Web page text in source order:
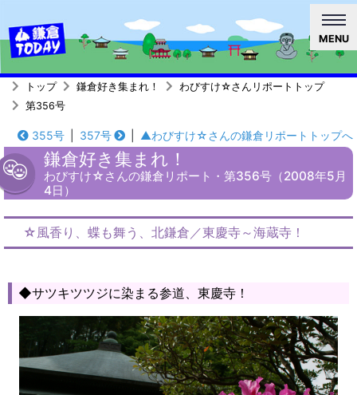
MENU
トップ 鎌倉好き集まれ！
わびすけ☆さんリポートトップ
第356号
355号 357号 ▲わびすけ☆さんの鎌倉リポートトップへ
鎌倉好き集まれ！
わびすけ☆さんの鎌倉リポート・第356号（2008年5月
4日）
☆風香り、蝶も舞う、北鎌倉／東慶寺～海蔵寺！
◆サツキツツジに染まる参道、東慶寺！